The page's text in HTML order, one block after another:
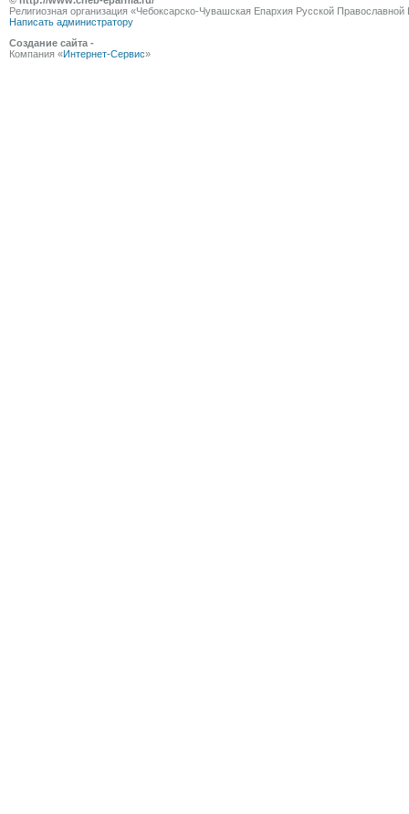
Религиозная организация «Чебоксарско-Чувашская Епархия Русской
Написать администратору
Создание сайта -
Компания «Интернет-Сервис»